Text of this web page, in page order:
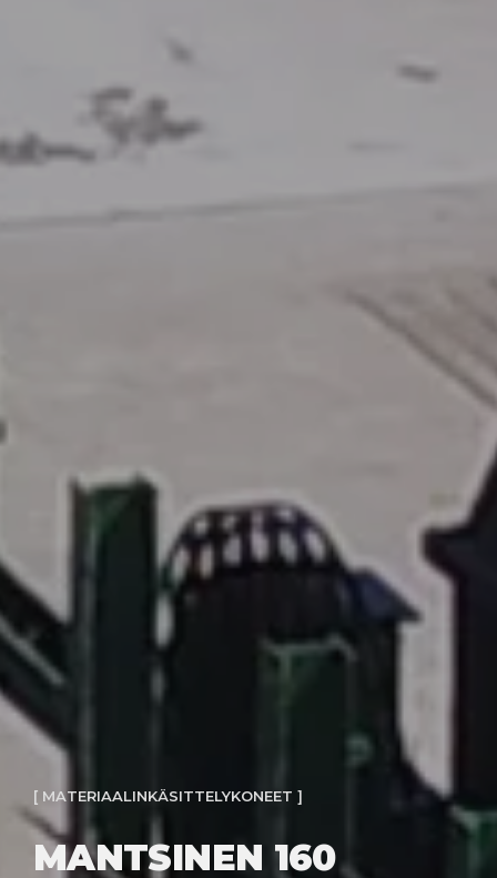
[ MATERIAALINKÄSITTELYKONEET ]
MANTSINEN 160